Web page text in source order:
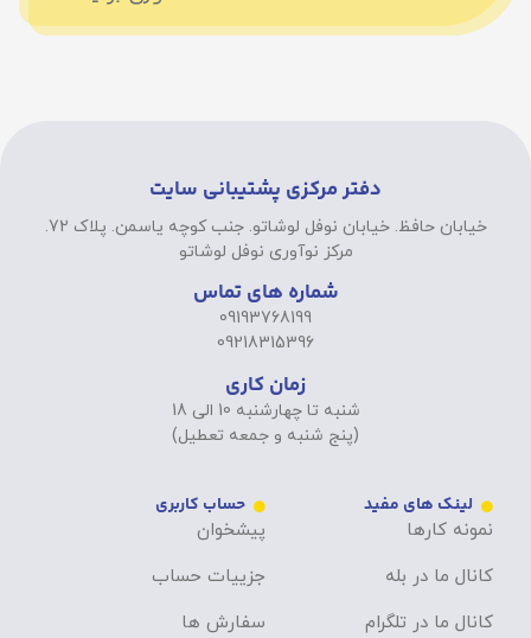
دفتر مرکزی پشتیبانی سایت
خیابان حافظ. خیابان نوفل لوشاتو. جنب کوچه یاسمن. پلاک 72.
مرکز نوآوری نوفل لوشاتو
شماره های تماس
09193768199
09218315396
زمان کاری
شنبه تا چهارشنبه 10 الی 18
(پنج شنبه و جمعه تعطیل)
لینک های مفید
نمونه کارها
کانال ما در بله
کانال ما در تلگرام
حساب کاربری
پیشخوان
جزییات حساب
سفارش ها